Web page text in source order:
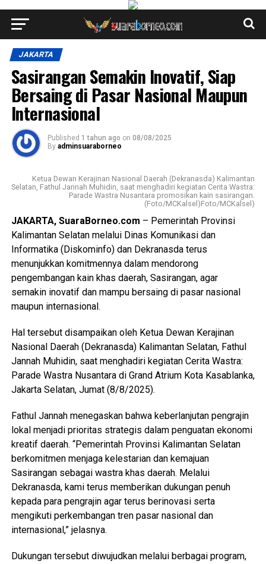
JAKARTA
Sasirangan Semakin Inovatif, Siap
Bersaing di Pasar Nasional Maupun
Internasional
Published 1 tahun ago on 08/08/2025
By adminsuaraborneo
Ketua Dewan Kerajinan Nasional Daerah (Dekranasda) Kalimantan
Selatan, Fathul Jannah Muhidin, saat menghadiri kegiatan Cerita Wastra:
Parade Wastra Nusantara promosikan kain sasirangan.
(Foto/MCKalsel)Foto/MCKalsel)
JAKARTA, SuaraBorneo.com – Pemerintah Provinsi
Kalimantan Selatan melalui Dinas Komunikasi dan
Informatika (Diskominfo) dan Dekranasda terus
menunjukkan komitmennya dalam mendorong
pengembangan kain khas daerah, Sasirangan, agar
semakin inovatif dan mampu bersaing di pasar nasional
maupun internasional.
Hal tersebut disampaikan oleh Ketua Dewan Kerajinan
Nasional Daerah (Dekranasda) Kalimantan Selatan, Fathul
Jannah Muhidin, saat menghadiri kegiatan Cerita Wastra:
Parade Wastra Nusantara di Grand Atrium Kota Kasablanka,
Jakarta Selatan, Jumat (8/8/2025).
Fathul Jannah menegaskan bahwa keberlanjutan pengrajin
lokal menjadi prioritas strategis dalam penguatan ekonomi
kreatif daerah. “Pemerintah Provinsi Kalimantan Selatan
berkomitmen menjaga kelestarian dan kemajuan
Sasirangan sebagai wastra khas daerah. Melalui
Dekranasda, kami terus memberikan dukungan penuh
kepada para pengrajin agar terus berinovasi serta
mengikuti perkembangan tren pasar nasional dan
internasional,” jelasnya.
Dukungan tersebut diwujudkan melalui berbagai program,